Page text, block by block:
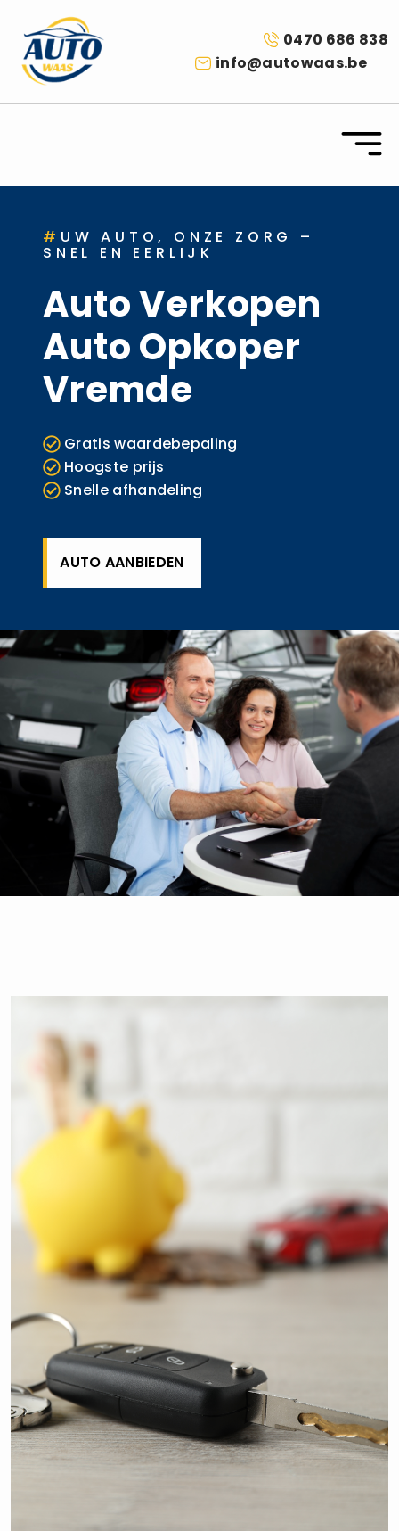
0470 686 838
info@autowaas.be
# UW AUTO, ONZE ZORG –
SNEL EN EERLIJK
Auto Verkopen
Auto Opkoper
Vremde
Gratis waardebepaling
Hoogste prijs
Snelle afhandeling
AUTO AANBIEDEN